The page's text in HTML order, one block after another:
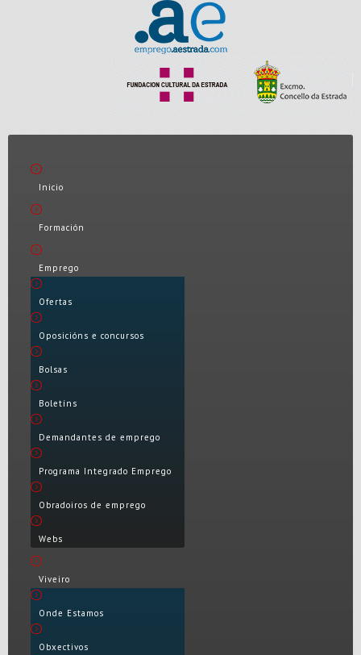
Inicio
Formación
Emprego
Ofertas
Oposicións e concursos
Bolsas
Boletíns
Demandantes de emprego
Programa Integrado Emprego
Obradoiros de emprego
Webs
Viveiro
Onde Estamos
Obxectivos